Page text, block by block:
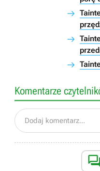
Komentarze
Dodaj komentarz...